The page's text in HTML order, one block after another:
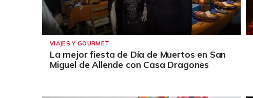
VIAJES Y GOURMET
La mejor fiesta de Día de Muertos en San
Miguel de Allende con Casa Dragones